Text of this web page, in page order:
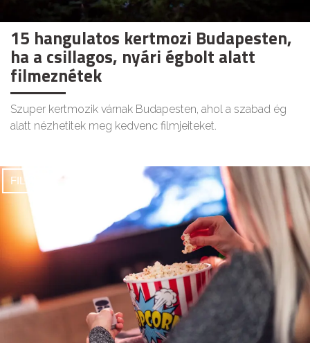
15 hangulatos kertmozi Budapesten,
ha a csillagos, nyári égbolt alatt
filmeznétek
Szuper kertmozik várnak Budapesten, ahol a szabad ég
alatt nézhetitek meg kedvenc filmjeiteket.
FILMEK